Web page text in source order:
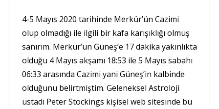
4-5 Mayıs 2020 tarihinde Merkür’ün Cazimi
olup olmadığı ile ilgili bir kafa karışıklığı olmuş
sanırım. Merkür’ün Güneş’e 17 dakika yakınlıkta
olduğu 4 Mayıs akşamı 18:53 ile 5 Mayıs sabahı
06:33 arasında Cazimi yani Güneş’in kalbinde
olduğunu belirtmiştim. Geleneksel Astroloji
üstadı Peter Stockings kişisel web sitesinde bu